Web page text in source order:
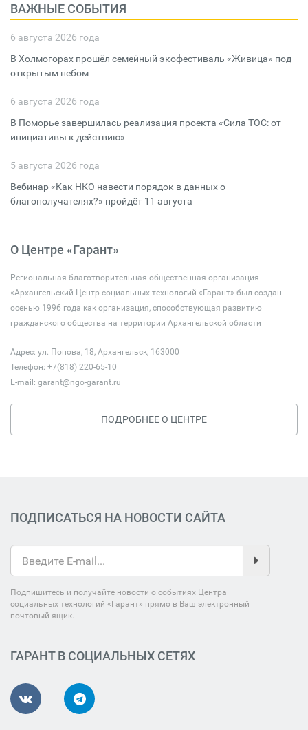
ВАЖНЫЕ СОБЫТИЯ
6 августа 2026 года
В Холмогорах прошёл семейный экофестиваль «Живица» под
открытым небом
6 августа 2026 года
В Поморье завершилась реализация проекта «Сила ТОС: от
инициативы к действию»
5 августа 2026 года
Вебинар «Как НКО навести порядок в данных о
благополучателях?» пройдёт 11 августа
О Центре «Гарант»
Региональная благотворительная общественная организация
«Архангельский Центр социальных технологий «Гарант» был создан
осенью 1996 года как организация, способствующая развитию
гражданского общества на территории Архангельской области
Адрес: ул. Попова, 18, Архангельск, 163000
Телефон: +7(818) 220-65-10
E-mail: garant@ngo-garant.ru
ПОДРОБНЕЕ О ЦЕНТРЕ
ПОДПИСАТЬСЯ НА НОВОСТИ САЙТА
Подпишитесь и получайте новости о событиях Центра
социальных технологий «Гарант» прямо в Ваш электронный
почтовый ящик.
ГАРАНТ В СОЦИАЛЬНЫХ СЕТЯХ